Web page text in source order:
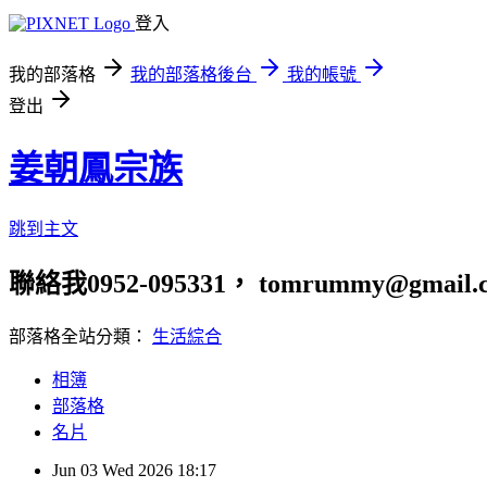
登入
我的部落格 我的部落格後台
我的帳號
登出
姜朝鳳宗族
跳到主文
聯絡我0952-095331，
部落格全站分類： 生活綜合
相簿
部落格
名片
Jun 03 Wed 2026 18:17